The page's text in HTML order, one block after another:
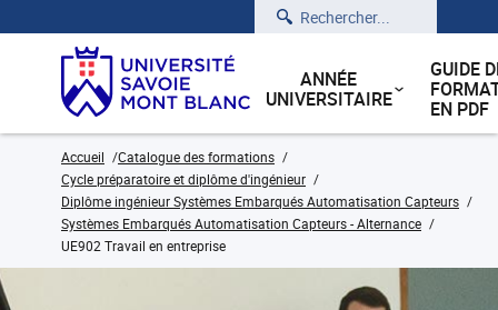
Rechercher
ANNÉE
UNIVERSITAIRE
GUIDE
EN PDF
Accueil
Catalogue des formations
Cycle préparatoire et diplôme d'ingénieur
Diplôme ingénieur Systèmes Embarqués Automatisation Capteurs
Systèmes Embarqués Automatisation Capteurs - Alternance
UE902 Travail en entreprise